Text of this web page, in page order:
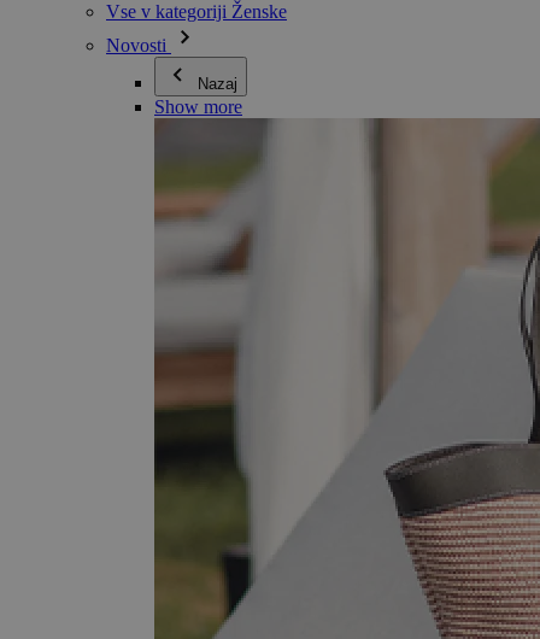
Vse v kategoriji Ženske
Novosti
Nazaj
Show more